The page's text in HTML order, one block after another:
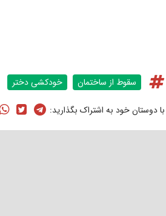
سقوط از ساختمان خودکشی دختر
با دوستان خود به اشتراک بگذارید: